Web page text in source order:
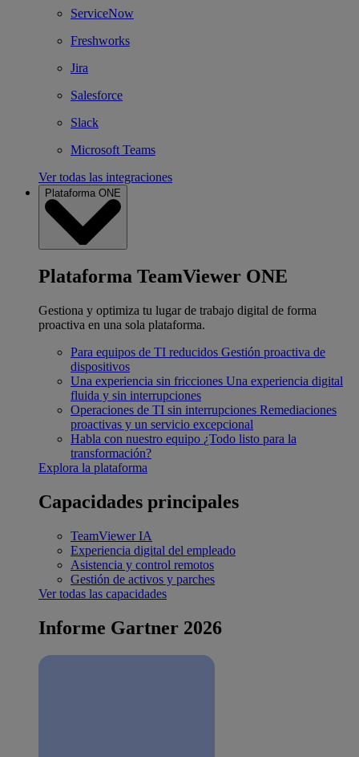
ServiceNow
Freshworks
Jira
Salesforce
Slack
Microsoft Teams
Ver todas las integraciones
Plataforma ONE
Plataforma TeamViewer ONE
Gestiona y optimiza tu lugar de trabajo digital de forma
proactiva en una sola plataforma.
Para equipos de TI reducidos Gestión proactiva de
dispositivos
Una experiencia sin fricciones Una experiencia digital
fluida y sin interrupciones
Operaciones de TI sin interrupciones Remediaciones
proactivas y un servicio excepcional
Habla con nuestro equipo ¿Todo listo para la
transformación?
Explora la plataforma
Capacidades principales
TeamViewer IA
Experiencia digital del empleado
Asistencia y control remotos
Gestión de activos y parches
Ver todas las capacidades
Informe Gartner 2026